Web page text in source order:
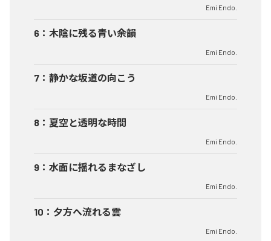
Emi Endo.
6 ： 木陰に残る青い余韻
Emi Endo.
7 ： 静かな坂道の向こう
Emi Endo.
8 ： 夏空と透明な時間
Emi Endo.
9 ： 水面に揺れるまなざし
Emi Endo.
10 ： 夕方へ流れる雲
Emi Endo.